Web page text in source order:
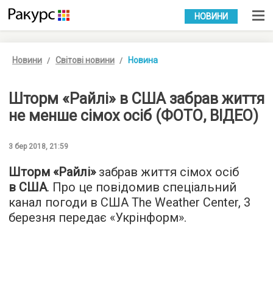
УКР РУС
НОВИНИ
Новини Світові новини Новина
Шторм «Райлі» в США забрав життя
не менше сімох осіб (ФОТО, ВІДЕО)
3 бер 2018, 21:59
Шторм «Райлі»забрав життя сімох осіб
в США. Про це повідомив спеціальний
канал погоди в США The Weather Center, 3
березня передає «Укрінформ».